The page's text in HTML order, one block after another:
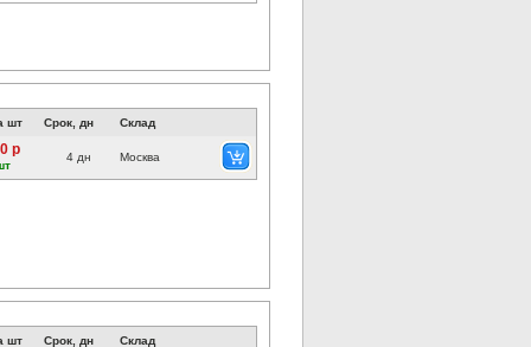
шт Срок, дн Склад
р 4 дн Москва
шт Срок, дн Склад